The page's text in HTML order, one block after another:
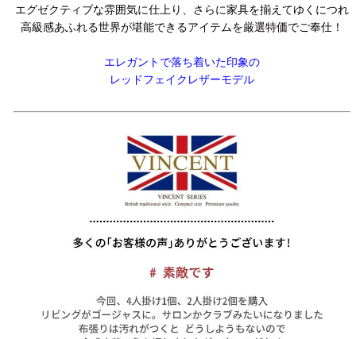
エグゼクティブな雰囲気に仕上り、さらに家具を揃えてゆくにつれ
高級感あふれる世界が堪能できるアイテムを厳選特価でご奉仕！
エレガントで落ち着いた印象の
レッドフェイクレザーモデル